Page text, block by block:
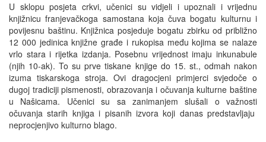
U sklopu posjeta crkvi, učenici su vidjeli i upoznali i vrijednu
knjižnicu franjevačkoga samostana koja čuva bogatu kulturnu i
povijesnu baštinu. Knjižnica posjeduje bogatu zbirku od približno
12 000 jedinica knjižne građe i rukopisa među kojima se nalaze
vrlo stara i rijetka izdanja. Posebnu vrijednost imaju inkunabule
(njih 10-ak). To su prve tiskane knjige do 15. st., odmah nakon
izuma tiskarskoga stroja. Ovi dragocjeni primjerci svjedoče o
dugoj tradiciji pismenosti, obrazovanja i očuvanja kulturne baštine
u Našicama. Učenici su sa zanimanjem slušali o važnosti
očuvanja starih knjiga i pisanih izvora koji danas predstavljaju
neprocjenjivo kulturno blago.